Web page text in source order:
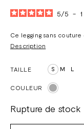
5/5 - 1
Ce legging sans
Description
TAILLE S M L
COULEUR
Rupture de stock